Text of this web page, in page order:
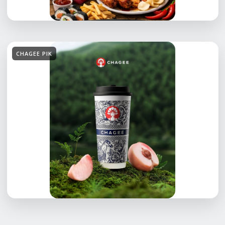
CHAGEE PIK